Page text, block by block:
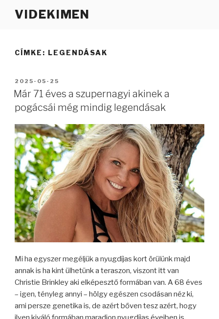
VIDEKIMEN
CÍMKE: LEGENDÁSAK
BEKÜLDVE:
2025-05-25
Már 71 éves a szupernagyi akinek a
pogácsái még mindig legendásak
Mi ha egyszer megéljük a nyugdíjas kort örülünk majd
annak is ha kint ülhetünk a teraszon, viszont itt van
Christie Brinkley aki elképesztő formában van. A 68 éves
– igen, tényleg annyi – hölgy egészen csodásan néz ki,
ami persze genetika is, de azért bőven tesz azért, hogy